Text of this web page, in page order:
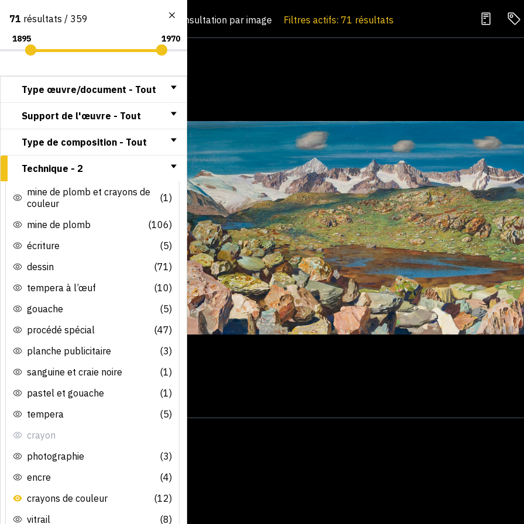
Consultation par image Filtres actifs: 71 résultats
71 résultats / 359
Type œuvre/document - Tout
Support de l'œuvre - Tout
Type de composition - Tout
Technique - 2
mine de plomb et crayons de
couleur
(1)
mine de plomb
(106)
écriture
(5)
dessin
(71)
tempera à l’œuf
(10)
gouache
(5)
procédé spécial
(47)
planche publicitaire
(3)
sanguine et craie noire
(1)
pastel et gouache
(1)
tempera
(5)
crayon
photographie
(3)
encre
(4)
crayons de couleur
(12)
vitrail
(8)